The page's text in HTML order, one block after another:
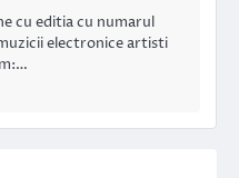
cu editia cu numarul
electronice artisti